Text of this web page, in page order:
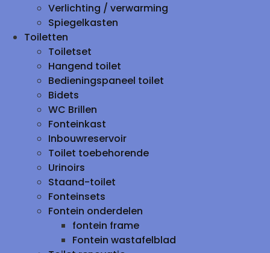
Verlichting / verwarming
Spiegelkasten
Toiletten
Toiletset
Hangend toilet
Bedieningspaneel toilet
Bidets
WC Brillen
Fonteinkast
Inbouwreservoir
Toilet toebehorende
Urinoirs
Staand-toilet
Fonteinsets
Fontein onderdelen
fontein frame
Fontein wastafelblad